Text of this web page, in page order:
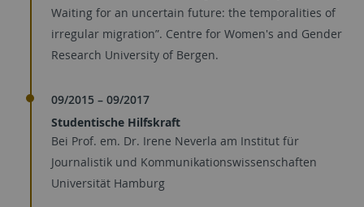
Waiting for an uncertain future: the temporalities of
irregular migration”. Centre for Women's and Gender
Research University of Bergen.
09/2015 – 09/2017
Studentische Hilfskraft
Bei Prof. em. Dr. Irene Neverla am Institut für
Journalistik und Kommunikationswissenschaften
Universität Hamburg